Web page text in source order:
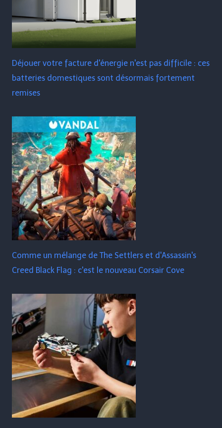
Déjouer votre facture d'énergie n'est pas difficile : ces
batteries domestiques sont désormais fortement
remises
Comme un mélange de The Settlers et d'Assassin's
Creed Black Flag : c'est le nouveau Corsair Cove